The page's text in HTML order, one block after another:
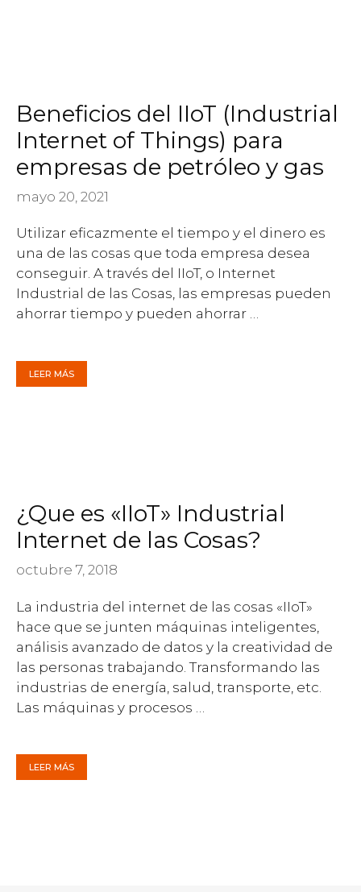
Beneficios del IIoT (Industrial
Internet of Things) para
empresas de petróleo y gas
mayo 20, 2021
Utilizar eficazmente el tiempo y el dinero es
una de las cosas que toda empresa desea
conseguir. A través del IIoT, o Internet
Industrial de las Cosas, las empresas pueden
ahorrar tiempo y pueden ahorrar …
LEER MÁS
¿Que es «IIoT» Industrial
Internet de las Cosas?
octubre 7, 2018
La industria del internet de las cosas «IIoT»
hace que se junten máquinas inteligentes,
análisis avanzado de datos y la creatividad de
las personas trabajando. Transformando las
industrias de energía, salud, transporte, etc.
Las máquinas y procesos …
LEER MÁS